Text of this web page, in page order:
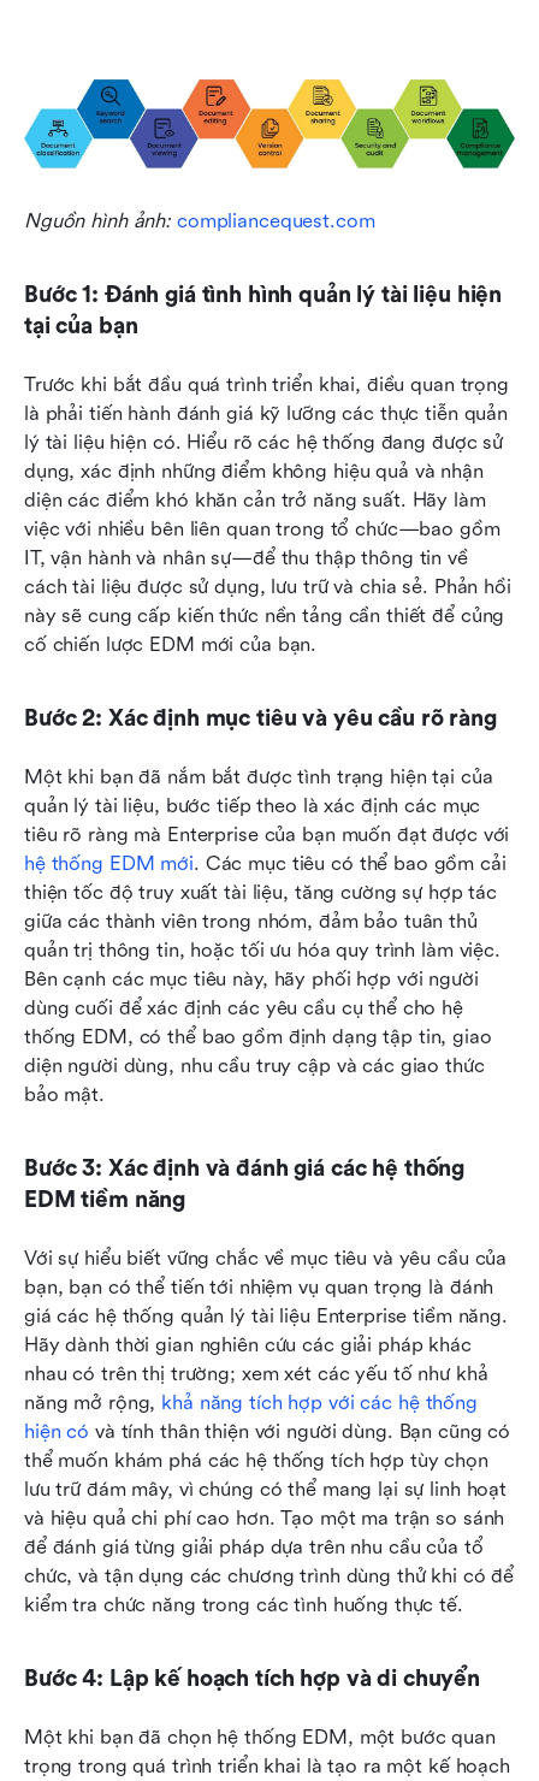
Nguồn hình ảnh: compliancequest.com
Bước 1: Đánh giá tình hình quản lý tài liệu hiện
tại của bạn
Trước khi bắt đầu quá trình triển khai, điều quan trọng
là phải tiến hành đánh giá kỹ lưỡng các thực tiễn quản
lý tài liệu hiện có. Hiểu rõ các hệ thống đang được sử
dụng, xác định những điểm không hiệu quả và nhận
diện các điểm khó khăn cản trở năng suất. Hãy làm
việc với nhiều bên liên quan trong tổ chức—bao gồm
IT, vận hành và nhân sự—để thu thập thông tin về
cách tài liệu được sử dụng, lưu trữ và chia sẻ. Phản hồi
này sẽ cung cấp kiến thức nền tảng cần thiết để củng
cố chiến lược EDM mới của bạn.
Bước 2: Xác định mục tiêu và yêu cầu rõ ràng
Một khi bạn đã nắm bắt được tình trạng hiện tại của
quản lý tài liệu, bước tiếp theo là xác định các mục
hệ thống EDM mới. Các mục tiêu có thể bao gồm cải
thiện tốc độ truy xuất tài liệu, tăng cường sự hợp tác
giữa các thành viên trong nhóm, đảm bảo tuân thủ
quản trị thông tin, hoặc tối ưu hóa quy trình làm việc.
Bên cạnh các mục tiêu này, hãy phối hợp với người
dùng cuối để xác định các yêu cầu cụ thể cho hệ
thống EDM, có thể bao gồm định dạng tập tin, giao
diện người dùng, nhu cầu truy cập và các giao thức
bảo mật.
Bước 3: Xác định và đánh giá các hệ thống
EDM tiềm năng
Với sự hiểu biết vững chắc về mục tiêu và yêu cầu của
bạn, bạn có thể tiến tới nhiệm vụ quan trọng là đánh
giá các hệ thống quản lý tài liệu Enterprise tiềm năng.
Hãy dành thời gian nghiên cứu các giải pháp khác
nhau có trên thị trường; xem xét các yếu tố như khả
năng mở rộng, khả năng tích hợp với các hệ thống
hiện có và tính thân thiện với người dùng. Bạn cũng có
thể muốn khám phá các hệ thống tích hợp tùy chọn
lưu trữ đám mây, vì chúng có thể mang lại sự linh hoạt
và hiệu quả chi phí cao hơn. Tạo một ma trận so sánh
để đánh giá từng giải pháp dựa trên nhu cầu của tổ
chức, và tận dụng các chương trình dùng thử khi có để
kiểm tra chức năng trong các tình huống thực tế.
Bước 4: Lập kế hoạch tích hợp và di chuyển
Một khi bạn đã chọn hệ thống EDM, một bước quan
trọng trong quá trình triển khai là tạo ra một kế hoạch